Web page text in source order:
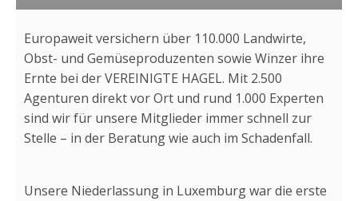
Europaweit versichern über 110.000 Landwirte,
Obst- und Gemüseproduzenten sowie Winzer ihre
Ernte bei der VEREINIGTE HAGEL. Mit 2.500
Agenturen direkt vor Ort und rund 1.000 Experten
sind wir für unsere Mitglieder immer schnell zur
Stelle – in der Beratung wie auch im Schadenfall.
Unsere Niederlassung in Luxemburg war die erste